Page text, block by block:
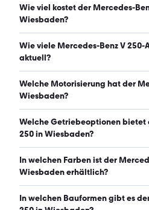
Wie viel kostet der Mercedes-
Wiesbaden?
Ein guter Preis für einen
Wiesbaden liegt zwischen
Wie viele Mercedes-Benz V
aktuell?
Es gibt insgesamt 69 Mercedes-
davon 69 Gebraucht- und 0
Welche Motorisierung hat der
Wiesbaden?
Der Mercedes-Benz V 250 in
zwischen 190 und 190 PS.
Welche Getriebeoptionen bietet
250 in Wiesbaden?
Der Mercedes-Benz V 250 in
automatischem Getriebe
In welchen Farben ist der
Wiesbaden erhältlich?
Den Mercedes-Benz V 250 in
folgenden Farben: schwarz,
In welchen Bauformen gibt es